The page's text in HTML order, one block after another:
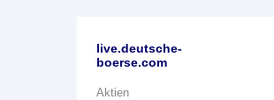
live.deutsche-
boerse.com
Aktien